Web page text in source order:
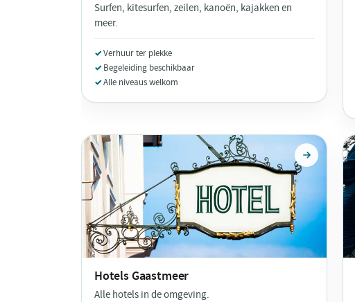
Surfen, kitesurfen, zeilen, kanoën, kajakken en
meer.
Verhuur ter plekke
Begeleiding beschikbaar
Alle niveaus welkom
HotelsGaastmeer
Alle hotels in de omgeving.